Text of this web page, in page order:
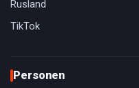
Rusland
TikTok
Personen